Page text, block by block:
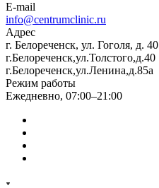
E-mail
info@centrumclinic.ru
Адрес
г. Белореченск, ул. Гоголя, д. 40
г.Белореченск,ул.Толстого,д.40
г.Белореченск,ул.Ленина,д.85а
Режим работы
Ежедневно, 07:00–21:00